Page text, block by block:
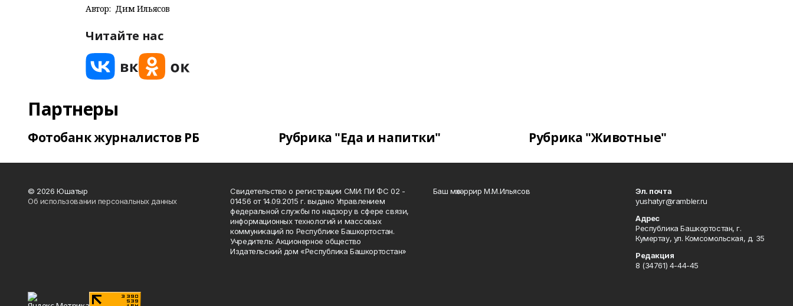
Автор: Дим Ильясов
Читайте нас
Партнеры
Фотобанк журналистов РБ Рубрика "Еда и напитки" Рубрика "Животные"
© 2026 Юшатыр
Об использовании персональных данных
Свидетельство о регистрации СМИ: ПИ ФС 02 -
01456 от 14.09.2015 г. выдано Управлением
федеральной службы по надзору в сфере связи,
информационных технологий и массовых
коммуникаций по Республике Башкортостан.
Учредитель: Акционерное общество
Издательский дом «Республика Башкортостан»
Баш мөхәррир М.М.Ильясов
Эл. почта
yushatyr@rambler.ru
Адрес
Республика Башкортостан, г.
Кумертау, ул. Комсомольская, д. 35
Редакция
8 (34761) 4-44-45